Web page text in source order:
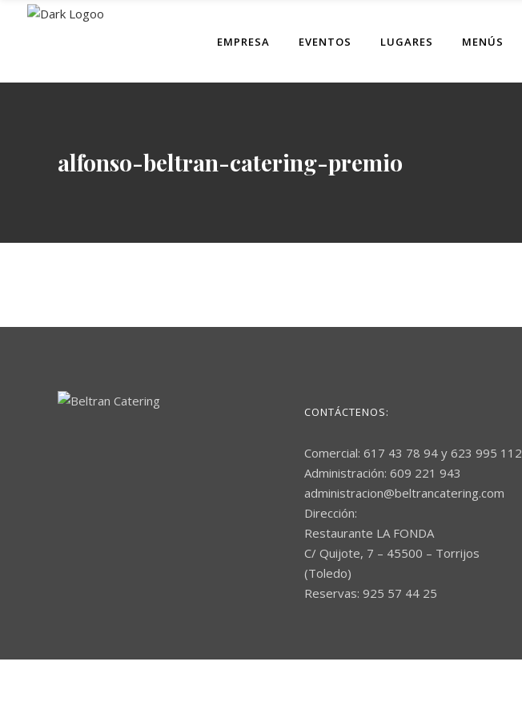
EMPRESA EVENTOS LUGARES MENÚS
alfonso-beltran-catering-premio
CONTÁCTENOS:
Comercial: 617 43 78 94 y 623 995 112
Administración: 609 221 943
administracion@beltrancatering.com
Dirección:
Restaurante LA FONDA
C/ Quijote, 7 – 45500 – Torrijos
(Toledo)
Reservas: 925 57 44 25